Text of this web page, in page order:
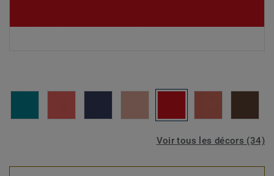
Voir tous les décors (34)